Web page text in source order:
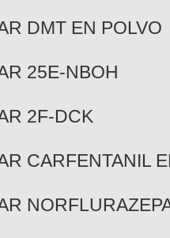
DMT EN POLVO
25E-NBOH
2F-DCK
CARFENTANIL